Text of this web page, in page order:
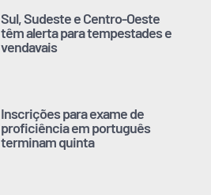
Sul, Sudeste e Centro-Oeste
têm alerta para tempestades e
vendavais
Inscrições para exame de
proficiência em português
terminam quinta